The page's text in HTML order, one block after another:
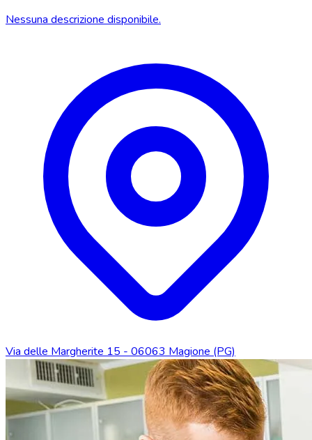
Nessuna descrizione disponibile.
Via delle Margherite 15 - 06063 Magione (PG)